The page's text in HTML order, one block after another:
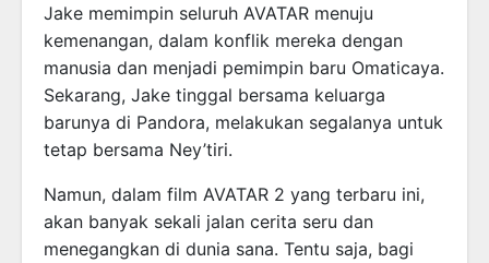
Jake memimpin seluruh AVATAR menuju
kemenangan, dalam konflik mereka dengan
manusia dan menjadi pemimpin baru Omaticaya.
Sekarang, Jake tinggal bersama keluarga
barunya di Pandora, melakukan segalanya untuk
tetap bersama Ney’tiri.
Namun, dalam film AVATAR 2 yang terbaru ini,
akan banyak sekali jalan cerita seru dan
menegangkan di dunia sana. Tentu saja, bagi